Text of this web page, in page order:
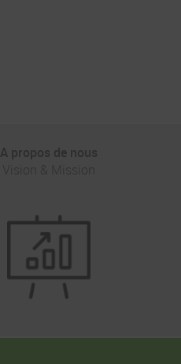
A propos de nous
Vision & Mission